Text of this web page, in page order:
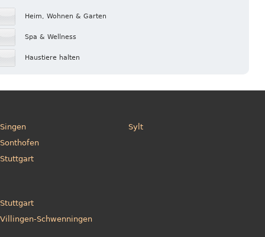
Heim, Wohnen & Garten
Spa & Wellness
Haustiere halten
Singen
Sonthofen
Stuttgart
Sylt
Stuttgart
Villingen-Schwenningen